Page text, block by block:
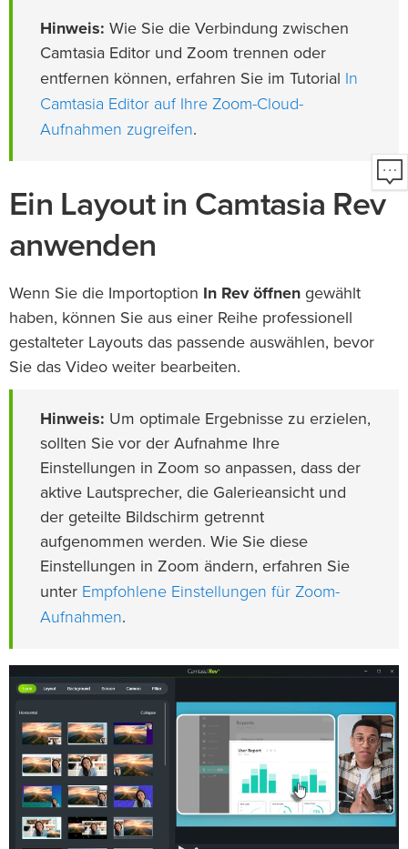
Hinweis: Wie Sie die Verbindung zwischen
Camtasia Editor und Zoom trennen oder
entfernen können, erfahren Sie im Tutorial In
Camtasia Editor auf Ihre Zoom-Cloud-
Aufnahmen zugreifen.
Ein Layout in Camtasia Rev
anwenden
Wenn Sie die Importoption In Rev öffnen gewählt
haben, können Sie aus einer Reihe professionell
gestalteter Layouts das passende auswählen, bevor
Sie das Video weiter bearbeiten.
Hinweis: Um optimale Ergebnisse zu erzielen,
sollten Sie vor der Aufnahme Ihre
Einstellungen in Zoom so anpassen, dass der
aktive Lautsprecher, die Galerieansicht und
der geteilte Bildschirm getrennt
aufgenommen werden. Wie Sie diese
Einstellungen in Zoom ändern, erfahren Sie
unter Empfohlene Einstellungen für Zoom-
Aufnahmen.